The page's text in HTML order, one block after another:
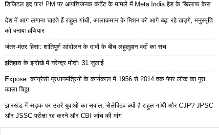
डिजिटल हद पार! PM पर आपत्तिजनक कंटेंट के मामले में Meta India हेड के खिलाफ केस
देश में आग लगाना चाहते हैं राहुल गांधी, आलाकमान के मिशन को आगे बढ़ा रहे खड़गे, मनुस्मृति
को बनाया हथियार
जंतर-मंतर हिंसा: शांतिपूर्ण आंदोलन के दावों के बीच लहूलुहान वर्दी का सच
इतिहास के झरोखे में नरेन्द्र मोदीः 31 जुलाई
Expose: कांग्रेसी प्रधानमंत्रियों के कार्यकाल में 1956 से 2014 तक पेपर लीक का पूरा
काला चिठ्ठा
झारखंड में सड़क पर उतरे युवाओं का सवाल, सेलेक्टिव क्यों हैं राहुल गांधी और CJP? JPSC
और JSSC परीक्षा रद्द करने और CBI जांच की मांग